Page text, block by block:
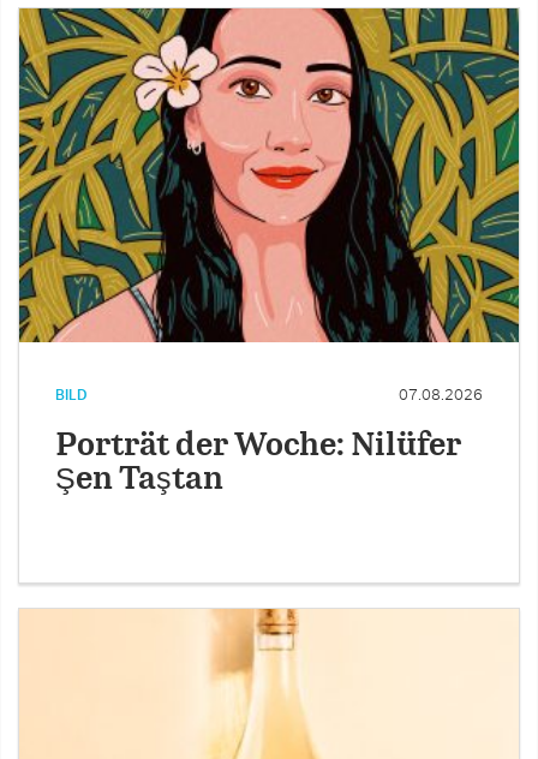
BILD 07.08.2026
Porträt der Woche: Nilüfer
Şen Taştan